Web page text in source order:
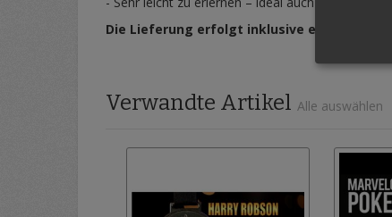
Die Lieferung erfolgt inklusive einer
Verwandte Artikel Alle auswählen